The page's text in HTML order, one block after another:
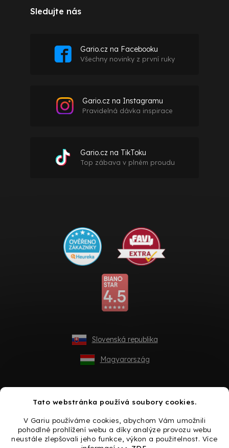
Tato webstránka používá soubory cookies.
V Gariu používáme cookies, abychom Vám umožnili
pohodlné prohlížení webu a díky analýze provozu webu
neustále zlepšovali jeho funkce, výkon a použitelnost. Více
Sledujte nás
Gario.cz na Facebooku
Všechny novinky z první ruky
Gario.cz na Instagramu
Pravidelná dávka inspirace
Gario.cz na TikToku
Top zábava v plném proudu
Slovenská republika
Magyarország